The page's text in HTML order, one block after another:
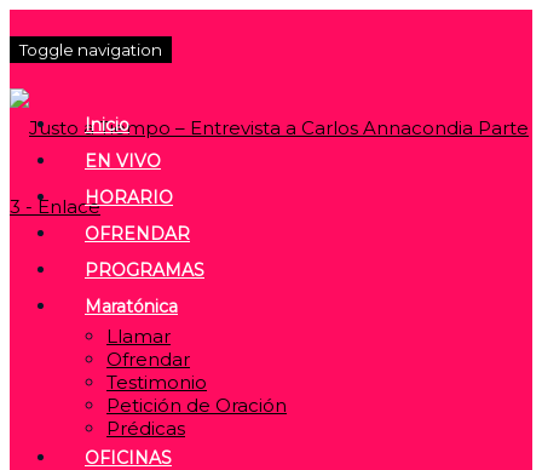
Toggle navigation
Inicio
EN VIVO
HORARIO
OFRENDAR
PROGRAMAS
Maratónica
Llamar
Ofrendar
Testimonio
Petición de Oración
Prédicas
OFICINAS